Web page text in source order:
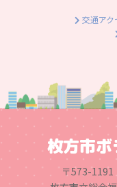
交通アク
枚方市
〒573-